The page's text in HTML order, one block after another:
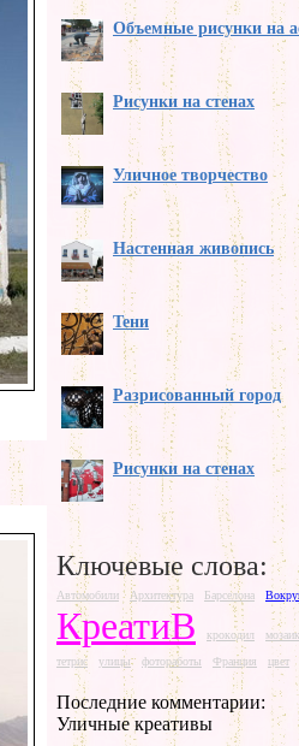
Объемные рисунки на
Рисунки на стенах
Уличное творчество
Настенная живопись
Тени
Разрисованный город
Рисунки на стенах
Ключевые слова:
Автомобили Архитектура Барселона
КреатиВ крокодил
тетрис
улицы фотоработы Франция цвет
Последние комментарии:
Уличные креативы